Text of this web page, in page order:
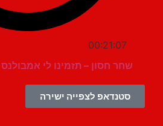
00:21:07
שחר חסון – תזמינו לי אמבולנס
סטנדאפ לצפייה ישירה